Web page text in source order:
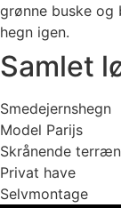
grønne buske og
hegn igen.
Samlet
Smedejernshegn
Model Parijs
Skrånende terræn
Privat have
Selvmontage